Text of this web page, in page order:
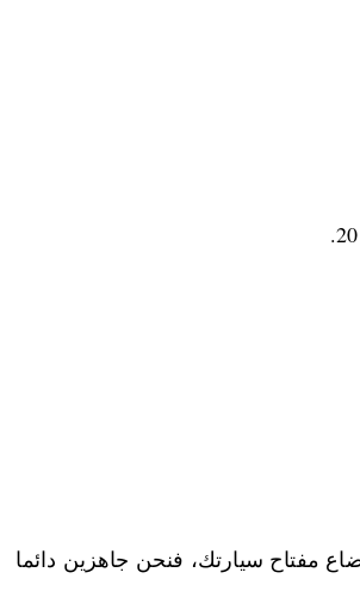
لمعظم أنواع السيارات ونختص
سيارات مقفلة وخدمة نسخ مفاتيح بفضل
الريموتات بحرفية عالية.
معنا لنوفر لك خدماتنا في فتح
كافة أعمالهم بحرفية عالية ويتميزون
حيث يوفرون خدماتهم على مدار ساعات
إلينا ليقوموا بتلبية طلباتكم في: